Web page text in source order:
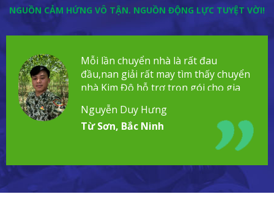
NGUỒN CẢM HỨNG VÔ TẬN. NGUỒN ĐỘNG LỰC TUYỆT VỜI!
Mỗi lần chuyển nhà là rất đau
đầu,nan giải rất may tìm thấy chuyển
nhà Kim Đô hỗ trợ trọn gói cho gia
Nguyễn Duy Hưng
Từ Sơn, Bắc Ninh